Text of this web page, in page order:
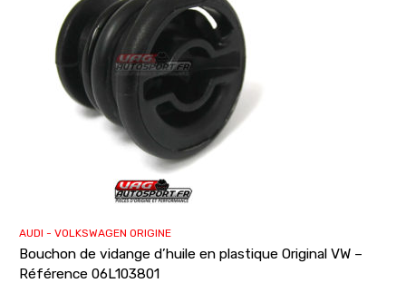
AUDI - VOLKSWAGEN ORIGINE
Bouchon de vidange d’huile en plastique Original VW –
Référence 06L103801